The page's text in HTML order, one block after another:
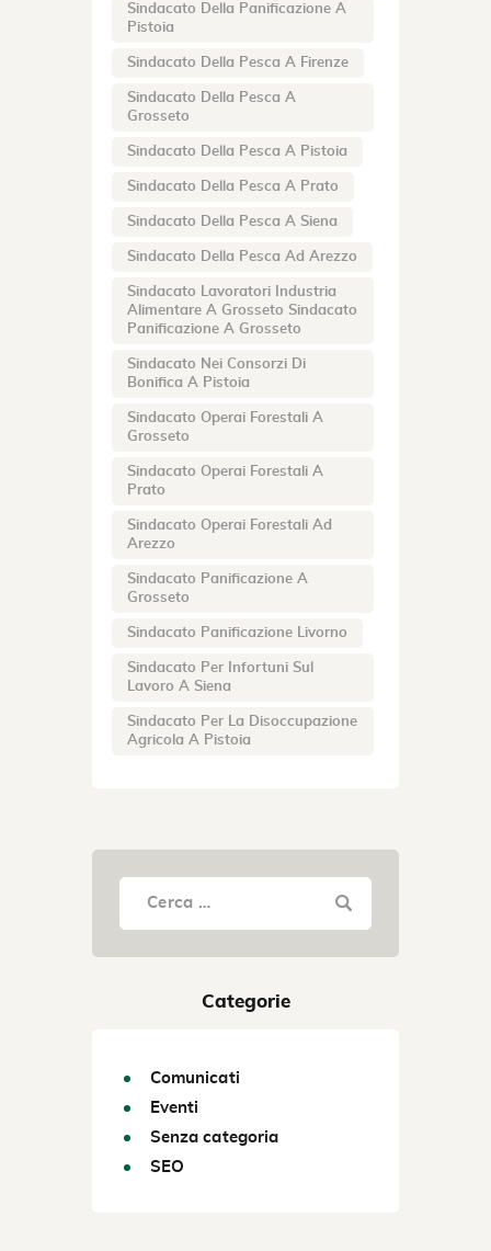
Sindacato Della Panificazione A
Pistoia
Sindacato Della Pesca A Firenze
Sindacato Della Pesca A
Grosseto
Sindacato Della Pesca A Pistoia
Sindacato Della Pesca A Prato
Sindacato Della Pesca A Siena
Sindacato Della Pesca Ad Arezzo
Sindacato Lavoratori Industria
Alimentare A Grosseto Sindacato
Panificazione A Grosseto
Sindacato Nei Consorzi Di
Bonifica A Pistoia
Sindacato Operai Forestali A
Grosseto
Sindacato Operai Forestali A
Prato
Sindacato Operai Forestali Ad
Arezzo
Sindacato Panificazione A
Grosseto
Sindacato Panificazione Livorno
Sindacato Per Infortuni Sul
Lavoro A Siena
Sindacato Per La Disoccupazione
Agricola A Pistoia
Categorie
Comunicati
Eventi
Senza categoria
SEO